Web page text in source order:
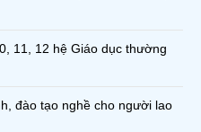
11, 12 hệ Giáo dục thường
đào tạo nghề cho người lao